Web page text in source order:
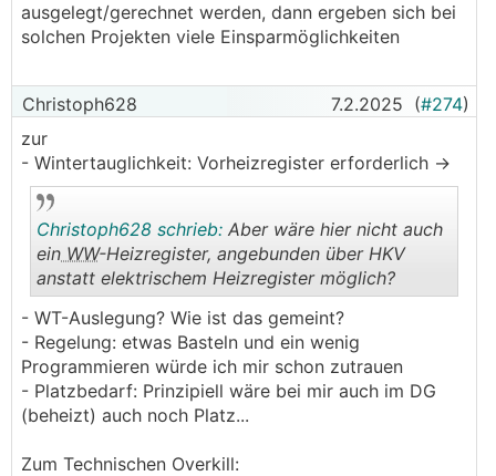
ausgelegt/gerechnet werden, dann ergeben sich bei
solchen Projekten viele Einsparmöglichkeiten
Christoph628 7.2.2025 (#274)
zur
- Wintertauglichkeit: Vorheizregister erforderlich ->
..
Christoph628 schrieb: Aber wäre hier nicht auch
ein WW-Heizregister, angebunden über HKV
anstatt elektrischem Heizregister möglich?
- WT-Auslegung? Wie ist das gemeint?
- Regelung: etwas Basteln und ein wenig
Programmieren würde ich mir schon zutrauen
- Platzbedarf: Prinzipiell wäre bei mir auch im DG
(beheizt) auch noch Platz...
Zum Technischen Overkill: